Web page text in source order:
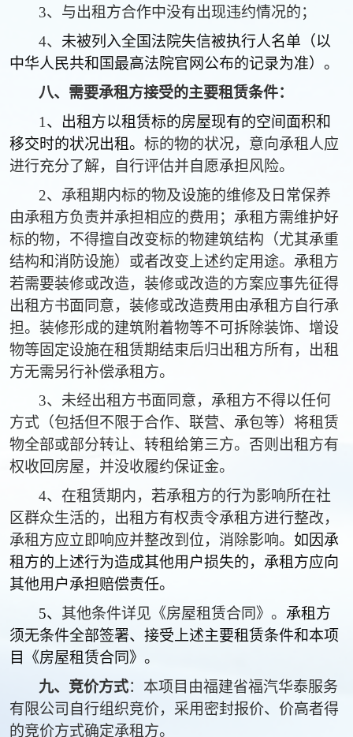
3、与出租方合作中没有出现违约情况的；
4、 未被列入全国法院失信被执行人名单（以
中华人民共和国最高法院官网公布的记录为准）。
八、需要承租方接受的主要租赁条件：
1 、出租方以租赁标的房屋现有的空间面积和
移交时的状况出租。 标的物的状况，意向承租人应
进行充分了解，自行评估并自愿承担风险。
2、承租期内标的物及设施的维修及日常保养
由承租方负责并承担相应的费用；承租方需维护好
标的物，不得擅自改变标的物建筑结构（尤其承重
结构和消防设施）或者改变上述约定用途。承租方
若需要装修或改造，装修或改造的方案应事先征得
出租方书面同意，装修或改造费用由承租方自行承
担。装修形成的建筑附着物等不可拆除装饰、增设
物等固定设施在租赁期结束后归出租方所有，出租
方无需另行补偿承租方。
3、未经出租方书面同意，承租方不得以任何
方式（包括但不限于合作、联营、承包等）将租赁
物全部或部分转让、转租给第三方。否则出租方有
权收回房屋，并没收履约保证金。
4、在租赁期内，若承租方的行为影响所在社
区群众生活的，出租方有权责令承租方进行整改，
承租方应立即响应并整改到位，消除影响。 如因承
租方的上述行为造成其他用户损失的，承租方应向
其他用户承担赔偿责任。
5、 其他条件详见《房屋租赁合同》。 承租方
须无条件全部签署、接受上述主要租赁条件和本项
目《房屋租赁合同》。
九、竞价方式： 本项目由福建省福汽华泰服务
有限公司 自行组织竞价，采用密封报价、价高者得
的竞价方式确定承租方。